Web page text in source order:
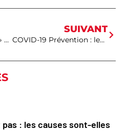
Un patient séropositif » guéri » du virus par une greffe de moelle osseuse
SUIVANT
COVID-19 Prévention : les masques sont destinés à être utilisés une seule fois
: les causes sont-elles